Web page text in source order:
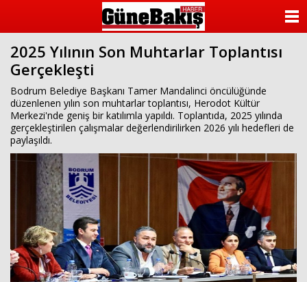
2025 Yılının Son Muhtarlar Toplantısı
Gerçekleşti
Bodrum Belediye Başkanı Tamer Mandalinci öncülüğünde
düzenlenen yılın son muhtarlar toplantısı, Herodot Kültür
Merkezi'nde geniş bir katılımla yapıldı. Toplantıda, 2025 yılında
gerçekleştirilen çalışmalar değerlendirilirken 2026 yılı hedefleri de
paylaşıldı.
KATEGORİLER
ANKETLER
VİDEO GALERİ
KÜNYE
İLETİŞİM